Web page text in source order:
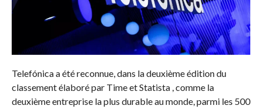
Telefónica a été reconnue, dans la deuxième édition du
classement élaboré par Time et Statista , comme la
deuxième entreprise la plus durable au monde, parmi les 500